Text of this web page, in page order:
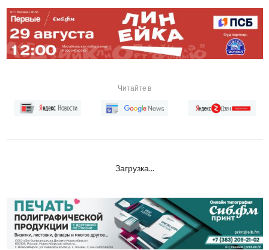
Читайте в
Загрузка...